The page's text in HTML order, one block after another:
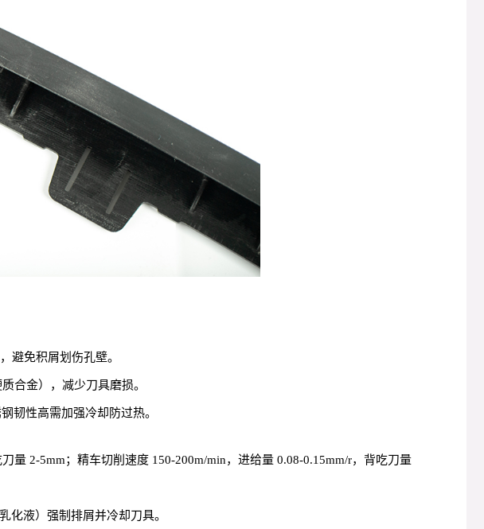
避免积屑划伤孔壁。
合金），减少刀具磨损。
韧性高需加强冷却防过热。
量 2-5mm；精车切削速度 150-200m/min，进给量 0.08-0.15mm/r，背吃刀量
化液）强制排屑并冷却刀具。